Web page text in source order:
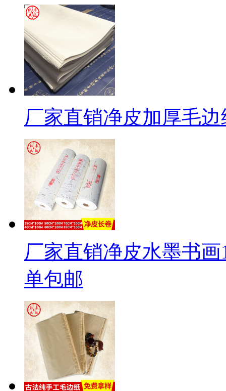
厂家直销净皮加厚毛
厂家直销净皮水墨书
单包邮